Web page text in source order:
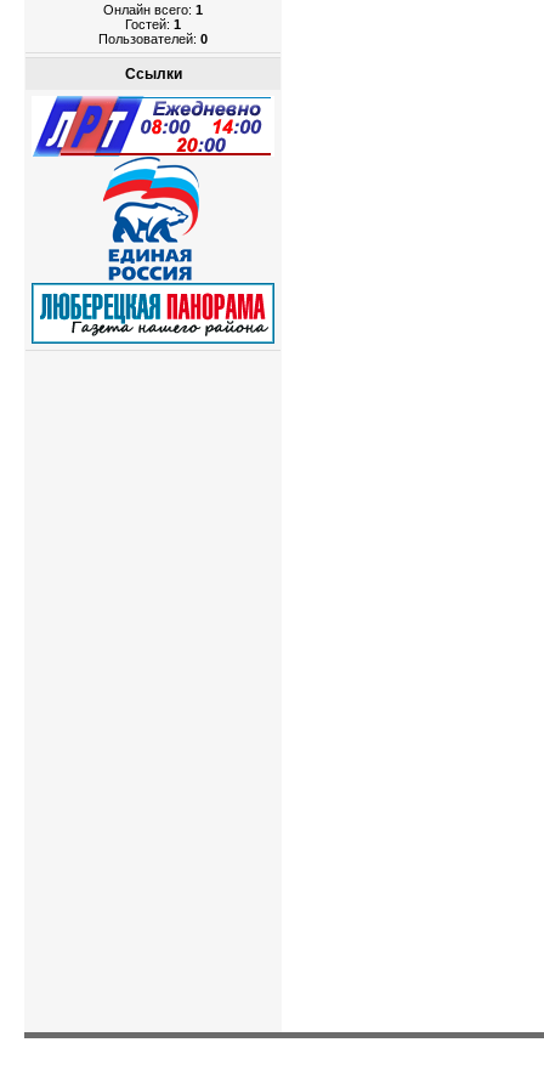
Онлайн всего: 1
Гостей: 1
Пользователей: 0
Ссылки